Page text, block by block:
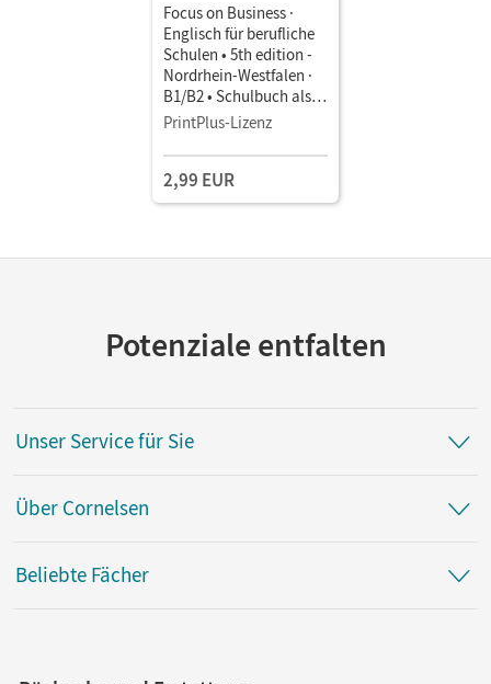
Focus on Business ·
Englisch für berufliche
Schulen • 5th edition -
Nordrhein-Westfalen ·
B1/B2 • Schulbuch als
E-Book Mit Medien
PrintPlus-Lizenz
2,99 EUR
Potenziale entfalten
Unser Service für Sie
Über Cornelsen
Beliebte Fächer